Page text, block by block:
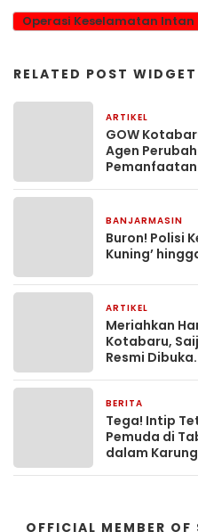
Operasi Keselamatan
RELATED POST
ARTIKEL
GOW
Agen
Pemanfaatan
BANJARMASIN
Buron! Polisi
Kuning’
ARTIKEL
Meriahkan
Kotabaru,
Resmi Dibuka.
BERITA
Tega! Intip
Pemuda di
dalam Karung
OFFICIAL MEMBER OF